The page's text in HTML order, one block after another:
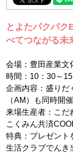
とよたパクパク
べてつながる未
会場：豊田産業文
時間：10：30～
企画内容：盛りだ
（AM）も同時開催
来場生産者：こだ
こくみん共済
特典：プレゼント
生活クラブでんき